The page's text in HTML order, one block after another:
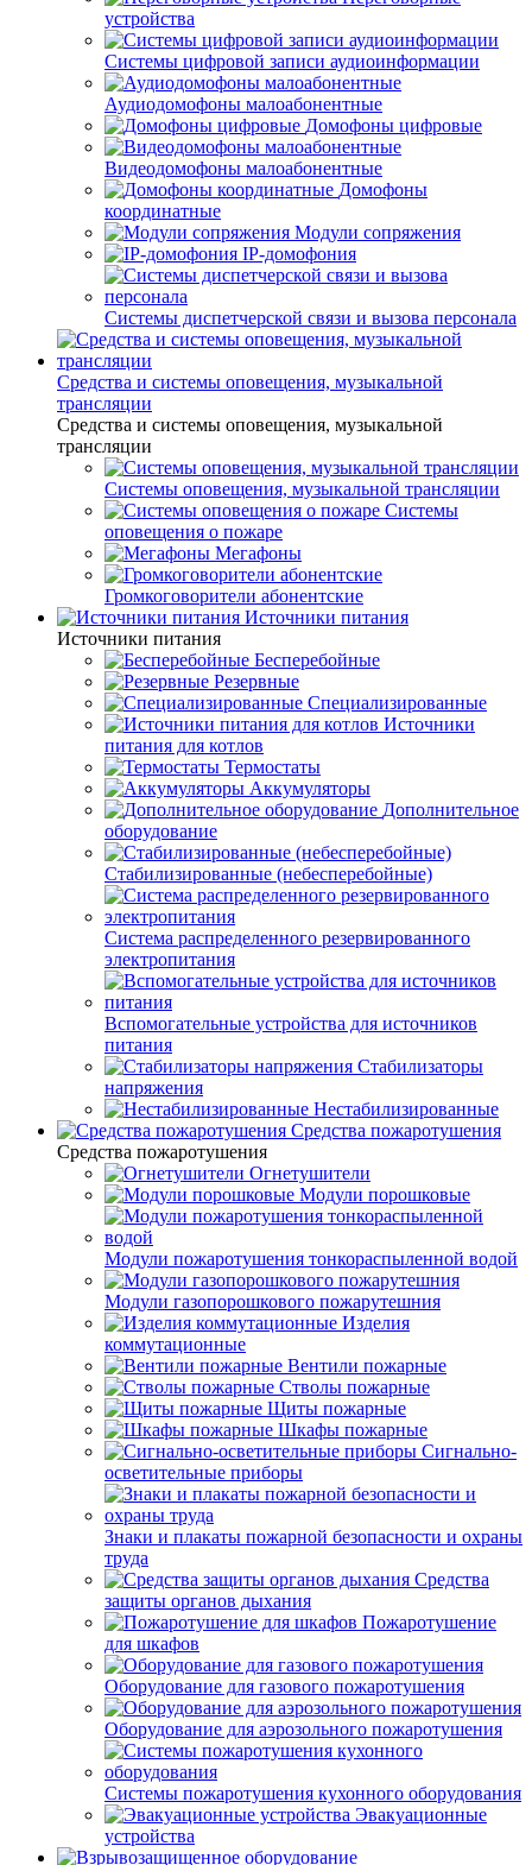
устройства
Системы цифровой записи аудиоинформации
Аудиодомофоны малоабонентные
Домофоны цифровые
Видеодомофоны малоабонентные
Домофоны
координатные
Модули сопряжения
IP-домофония
Системы диспетчерской связи и вызова персонала
Средства и системы оповещения, музыкальной
трансляции
Средства и системы оповещения, музыкальной
трансляции
Системы оповещения, музыкальной трансляции
Системы
оповещения о пожаре
Мегафоны
Громкоговорители абонентские
Источники питания
Источники питания
Бесперебойные
Резервные
Специализированные
Источники
питания для котлов
Термостаты
Аккумуляторы
Дополнительное
оборудование
Стабилизированные (небесперебойные)
Система распределенного резервированного
электропитания
Вспомогательные устройства для источников
питания
Стабилизаторы
напряжения
Нестабилизированные
Средства пожаротушения
Средства пожаротушения
Огнетушители
Модули порошковые
Модули пожаротушения тонкораспыленной водой
Модули газопорошкового пожарутешния
Изделия
коммутационные
Вентили пожарные
Стволы пожарные
Щиты пожарные
Шкафы пожарные
Сигнально-
осветительные приборы
Знаки и плакаты пожарной безопасности и охраны
труда
Средства
защиты органов дыхания
Пожаротушение
для шкафов
Оборудование для газового пожаротушения
Оборудование для аэрозольного пожаротушения
Системы пожаротушения кухонного оборудования
Эвакуационные
устройства